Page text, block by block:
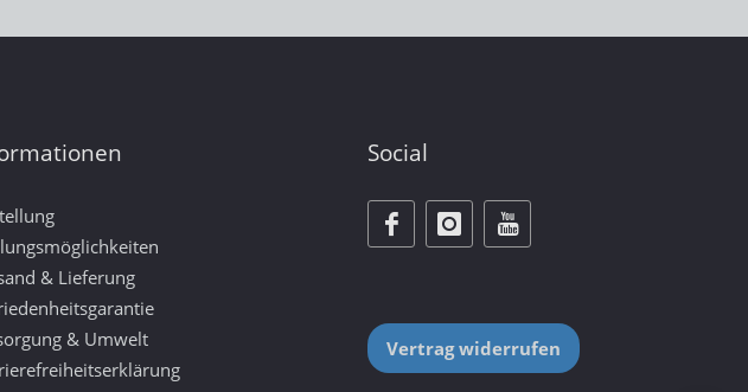
& Lieferung
& Umwelt
Social
Vertrag widerrufen